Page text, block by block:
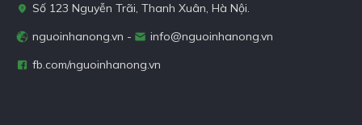
Số 123 Nguyễn Trãi, Thanh Xuân, Hà Nội.
nguoinhanong.vn -
info@nguoinhanong.vn
fb.com/nguoinhanong.vn